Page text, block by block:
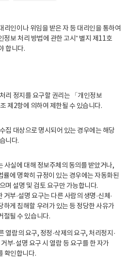
리인이나 위임을 받은 자 등 대리인을 통하여
정보 처리 방법에 관한 고시” 별지 제11호
합니다.
리 정지를 요구할 권리는 「개인정보
제2항에 의하여 제한될 수 있습니다.
집 대상으로 명시되어 있는 경우에는 해당
니다.
사실에 대해 정보주체의 동의를 받았거나,
률에 명확히 규정이 있는 경우에는 자동화된
며 설명 및 검토 요구만 가능합니다.
부·설명 요구는 다른 사람의 생명·신체·
하게 침해할 우려가 있는 등 정당한 사유가
절될 수 있습니다.
열람의 요구, 정정·삭제의 요구, 처리정지·
부·설명 요구 시 열람 등 요구를 한 자가
확인합니다.